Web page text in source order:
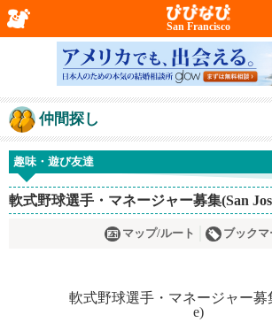
San Francisco
仲間探し
趣味・遊び友達
軟式野球選手・マネージャー募集(San
マップ/ルート ブックマ